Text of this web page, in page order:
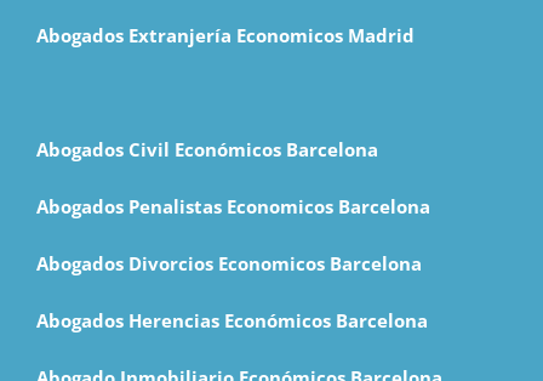
Abogados Extranjería Economicos Madrid
Abogados Civil Económicos Barcelona
Abogados Penalistas Economicos Barcelona
Abogados Divorcios Economicos Barcelona
Abogados Herencias Económicos Barcelona